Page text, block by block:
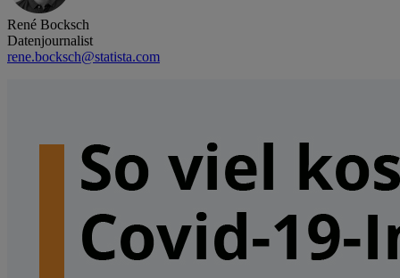
René Bocksch
Datenjournalist
rene.bocksch@statista.com